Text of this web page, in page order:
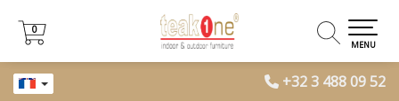
+32 3 488 09 52
0
0
MENU